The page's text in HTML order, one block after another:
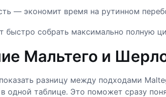
— экономит время на рутинном
быстро собрать максимально полную
Мальтего и
разницу между подходами
одной таблице. Это поможет сразу